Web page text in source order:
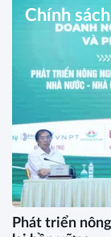
Chính sách
Phát triển